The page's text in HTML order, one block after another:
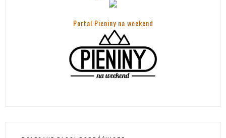
Portal Pieniny na weekend